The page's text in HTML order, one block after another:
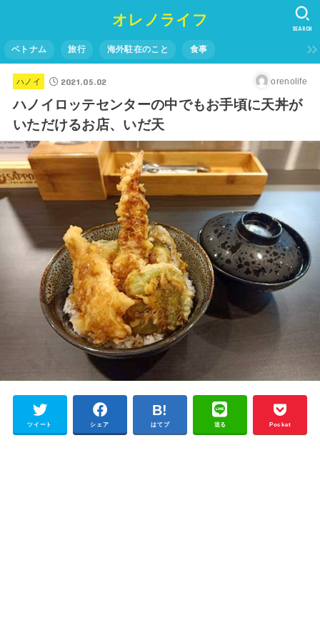
オレノライフ
ベトナム 旅行 海外駐在のこと 食事
SEARCH
ハノイ 2021.05.02 orenolife
ハノイロッテセンターの中でもお手頃に天丼が
いただけるお店、いだ天
ツイート シェア はてブ 送る Pocket